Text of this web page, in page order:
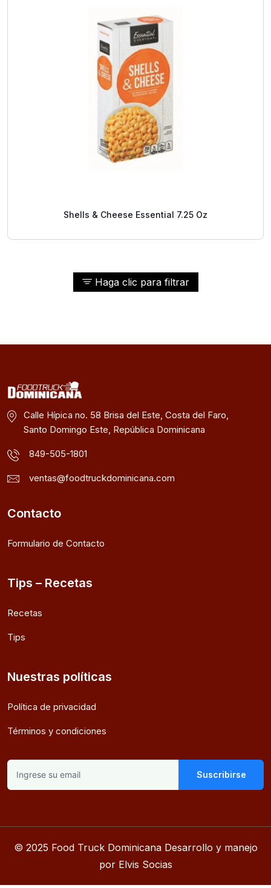
Haga clic para filtrar
Shells & Cheese Essential 7.25 Oz
Calle Hípica no. 58 Brisa del Este, Costa del Faro,
Santo Domingo Este, República Dominicana
849-505-1801
ventas@foodtruckdominicana.com
Contacto
Formulario de Contacto
Tips – Recetas
Recetas
Tips
Nuestras políticas
Política de privacidad
Términos y condiciones
Suscribirse
© 2025 Food Truck Dominicana Desarrollo y manejo
por Elvis Socias